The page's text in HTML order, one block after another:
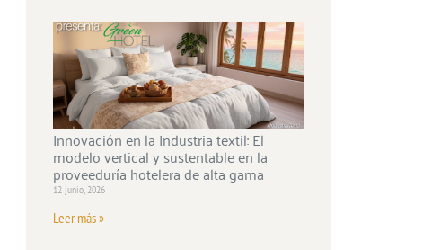
Innovación en la Industria textil: El
modelo vertical y sustentable en la
proveeduría hotelera de alta gama
12 junio, 2026
Leer más »